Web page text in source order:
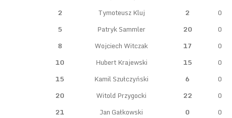
2
Tymoteusz Kluj 2 0
5
Patryk Sammler 20 0
8
Wojciech Witczak 17 0
10
Hubert Krajewski 15 0
15
Kamil Szułczyński 6 0
20
Witold Przygocki 22 0
21
Jan Gałkowski 0 0